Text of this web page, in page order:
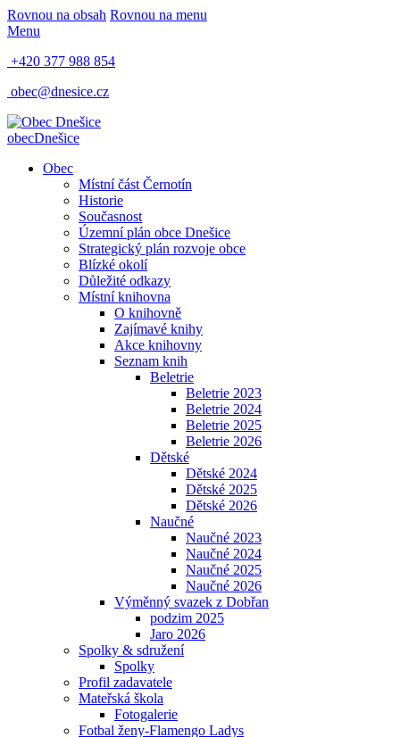
Rovnou na obsah Rovnou na menu
Menu
+420 377 988 854
obec@dnesice.cz
obecDnešice
Obec
Místní část Černotín
Historie
Současnost
Územní plán obce Dnešice
Strategický plán rozvoje obce
Blízké okolí
Důležité odkazy
Místní knihovna
O knihovně
Zajímavé knihy
Akce knihovny
Seznam knih
Beletrie
Beletrie 2023
Beletrie 2024
Beletrie 2025
Beletrie 2026
Dětské
Dětské 2024
Dětské 2025
Dětské 2026
Naučné
Naučné 2023
Naučné 2024
Naučné 2025
Naučné 2026
Výměnný svazek z Dobřan
podzim 2025
Jaro 2026
Spolky & sdružení
Spolky
Profil zadavatele
Mateřská škola
Fotogalerie
Fotbal ženy-Flamengo Ladys